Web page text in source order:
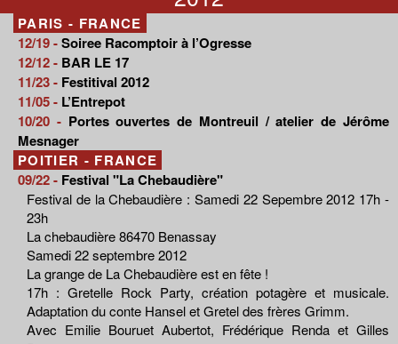
PARIS - FRANCE
12/19 -Soiree Racomptoir à l’Ogresse
12/12 - BAR LE 17
11/23 - Festitival 2012
11/05 - L’Entrepot
10/20 - Portes ouvertes de Montreuil / atelier de Jérôme
Mesnager
POITIER - FRANCE
09/22 - Festival "La Chebaudière"
Festival de la Chebaudière : Samedi 22 Sepembre 2012 17h -
23h
La chebaudière 86470 Benassay
Samedi 22 septembre 2012
La grange de La Chebaudière est en fête !
17h : Gretelle Rock Party, création potagère et musicale.
Adaptation du conte Hansel et Gretel des frères Grimm.
Avec Emilie Bouruet Aubertot, Frédérique Renda et Gilles